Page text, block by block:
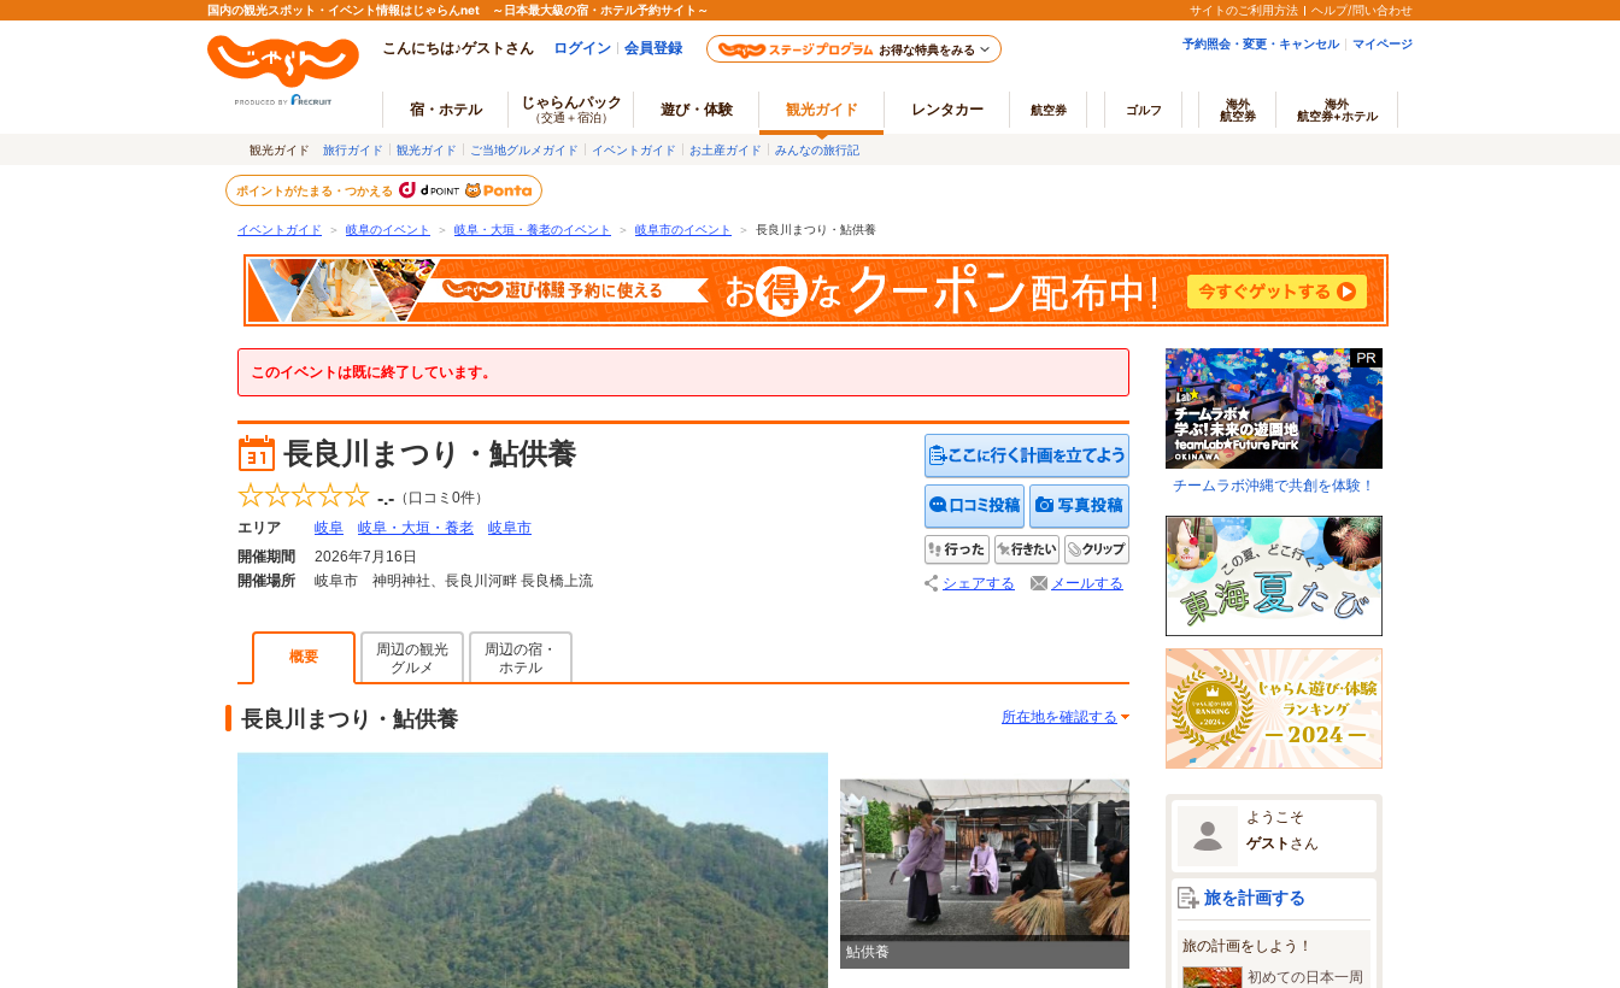
国内の観光スポット・イベント情報はじゃらんnet ～日本最大級の宿・ホテル予約サイト～ サイトのご利用方法 ヘルプ/問い合わせ
こんにちは♪ゲストさん ログイン 会員登録 お得な特典をみる 予約照会・変更・キャンセル マイページ
宿・ホテル じゃらんパック
（交通＋宿泊） 遊び・体験 観光ガイド レンタカー 航空券 ゴルフ
海外
航空券
海外
航空券+ホテル
観光ガイド 旅行ガイド 観光ガイド ご当地グルメガイド イベントガイド お土産ガイド みんなの旅行記
ポイントがたまる・つかえる
イベントガイド ＞ 岐阜のイベント ＞ 岐阜・大垣・養老のイベント ＞ 岐阜市のイベント ＞ 長良川まつり・鮎供養
このイベントは既に終了しています。
長良川まつり・鮎供養
-.- （口コミ 0件）
エリア
岐阜 岐阜・大垣・養老
岐阜市
開催期間
2026年7月16日
開催場所
岐阜市 神明神社、長良川河畔 長良橋上流
クチコミを投稿する写真を投稿する
行った 行きたい クリップ
シェアする メールする
概要
周辺の観光
グルメ
周辺の宿・
ホテル
長良川まつり・鮎供養 所在地を確認する
鮎供養
チームラボ沖縄で共創を体験！
ようこそ
ゲスト さん
旅を計画する
旅の計画をしよう！
初めての日本一周